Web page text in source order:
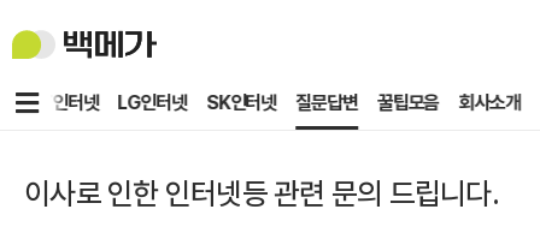
백
메
KT인터넷 LG인터넷 SK인터넷 질문답변 꿀팁모음 회사소개
메
이사로 인한 인터넷등 관련 문의 드립니다.